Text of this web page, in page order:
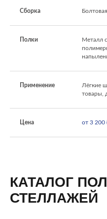
Сборка Болтовая
Полки
Металл с
Применение
Лёгкие
товары,
Цена от 3 200
КАТАЛОГ
СТЕЛЛАЖЕЙ